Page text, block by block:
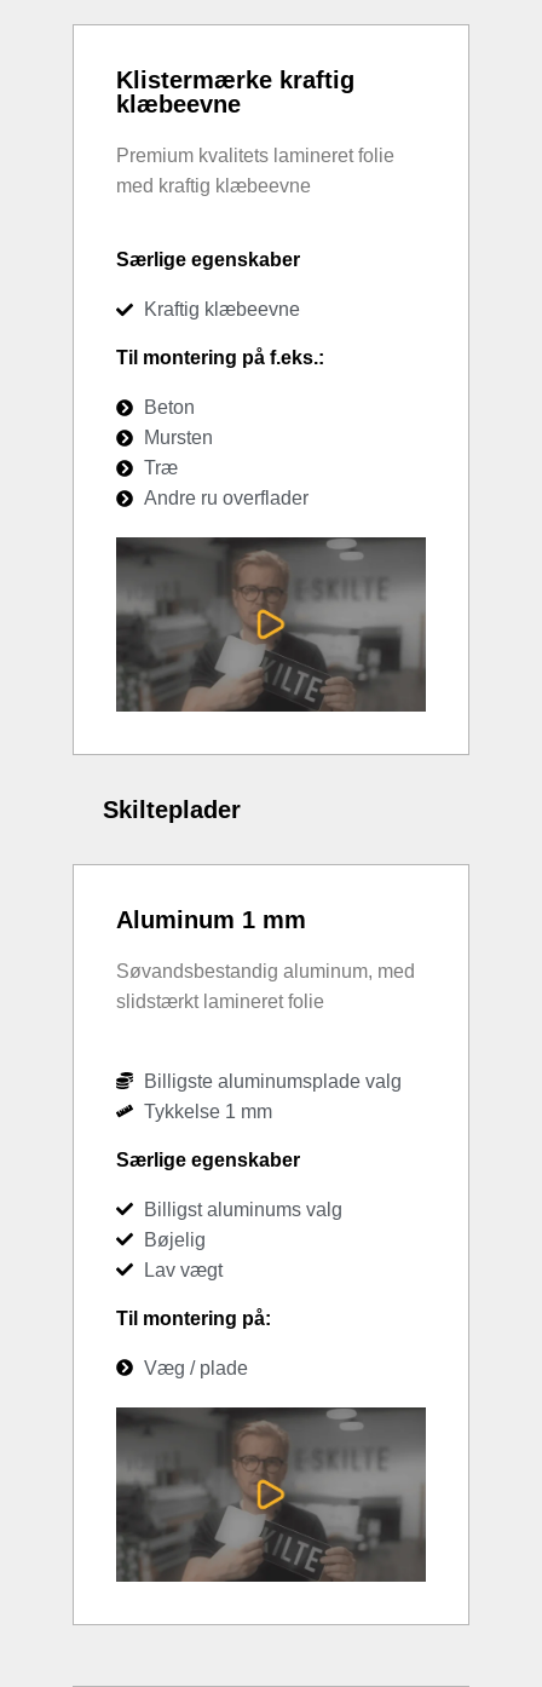
Klistermærke kraftig
klæbeevne
Premium kvalitets lamineret folie
med kraftig klæbeevne
Særlige egenskaber
Kraftig klæbeevne
Til montering på f.eks.:
Beton
Mursten
Træ
Andre ru overflader
Skilteplader
Aluminum 1 mm
Søvandsbestandig aluminum, med
slidstærkt lamineret folie
Billigste aluminumsplade valg
Tykkelse 1 mm
Særlige egenskaber
Billigst aluminums valg
Bøjelig
Lav vægt
Til montering på:
Væg / plade